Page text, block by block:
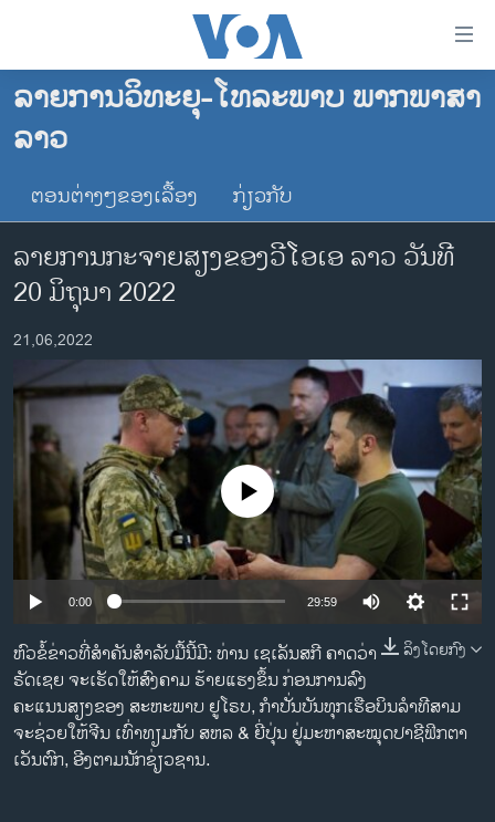
ເຂົ້າ
ຫາ
ຂ້າມ
ຫາ
ຊອກ
ໂຮມເພຈ
ລາວ
ອາເມຣິກາ
ການເລືອກຕັ້ງ ປະທານາທີບໍດີ ສະຫະລັດ 2024
ຂ່າວ​ຈີນ
ເອເຊຍ
ອິດສະຫຼະພາບດ້ານການຂ່າວ
ຊີວິດຊາວລາວ
ຊຸມຊົນຊາວລາວ
ວິທະຍາສາດ-ເທັກໂນໂລຈີ
ທຸລະກິດ
ພາສາອັງກິດ
ວີດີໂອ
ສຽງ
ລາຍການກະຈາຍສຽງ
ລາຍງານ
ຕິດຕາມພວກເຮົາ ທີ່
ລາຍການວິທະຍຸ-ໂທລະພາບ ພາກພາສາ
ລາວ
ຕອນຕ່າງໆຂອງເລື້ອງ ກ່ຽວກັບ
ລາຍການກະຈາຍສຽງຂອງວີໂອເອ ລາວ ວັນ​ທີ
20 ມິ​ຖຸ​ນາ 2022
21,06,2022
No media source currently available
0:00 29:59
ລິງໂດຍກົງ
ຫົວ​ຂໍ້​ຂ່າ​ວ​ທີ່​ສຳ​ຄັນ​ສຳ​ລັບ​ມື້ນີ້​ມີ: ທ່ານ ເຊ​ເລັນ​ສ​ກີ ຄາດ​ວ່າ​
ຣັດ​ເຊຍ ຈະ​ເຮັດ​ໃຫ້​ສົງ​ຄາມ ຮ້າຍ​ແຮງ​ຂຶ້ນ ກ່ອນ​ການ​ລົງ​
ຄະ​ແນນ​ສຽງຂອງ ສະ​ຫະ​ພາບ ຢູ​ໂຣບ, ​ກຳ​ປັ່ນ​ບັນທຸກ​ເຮືອບິນ​ລຳ​ທີ​ສາມ
ຈະຊ່ວຍໃຫ້​ຈີນ​ ເທົ່າ​ທຽມ​ກັບ ສ​ຫ​ລ & ຍີ່​ປຸ່ນ ຢູ່​ມະ​ຫາ​ສະ​ໝຸດປາ​ຊີ​ຟິກຕາ​
ເວັນ​ຕົກ, ອີງ​ຕາມ​ນັກ​ຊ່ຽວ​ຊານ.